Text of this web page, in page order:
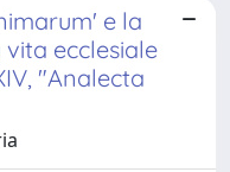
e la
ecclesiale
"Analecta